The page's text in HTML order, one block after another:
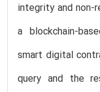
integrity and non-
a blockchain-
smart digital
query and the